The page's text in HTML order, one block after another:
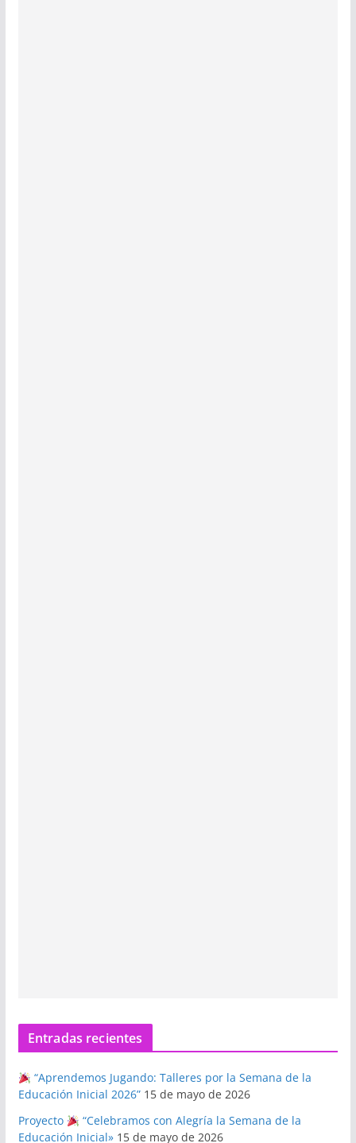
Entradas recientes
“Aprendemos Jugando: Talleres por la Semana de la
Educación Inicial 2026” 15 de mayo de 2026
Proyecto
“Celebramos con Alegría la Semana de la
Educación Inicial» 15 de mayo de 2026